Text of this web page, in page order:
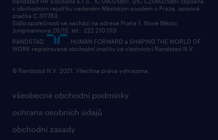
přidej se k nám
kontakty & pobočky
bezpečnostní politika
všeobecné obchodní podmínky
ochrana osobních údajů
obchodní zásady
v obchodním rejstříku vedeném Městským soudem v Praze, spisová
značka C 311763.
Sídlo společnosti se nachází na adrese Praha 1, Nové Město,
Jungmannova 26/15, tel.: 222 210 013
RANDSTAD,
, HUMAN FORWARD a SHAPING THE WORLD OF
WORK registrované obchodní značky ve vlastnictví Randstad N.V.
© Randstad N.V. 2021. Všechna práva vyhrazena.